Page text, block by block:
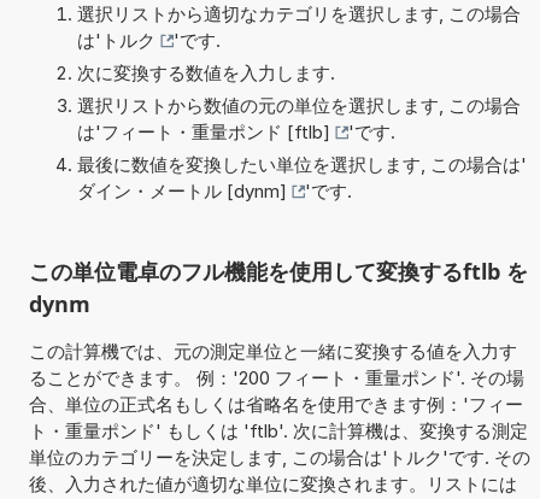
選択リストから適切なカテゴリを選択します, この場合
は' トルク
'です.
次に変換する数値を入力します.
選択リストから数値の元の単位を選択します, この場合
は'フィート・重量ポンド [ftlb]
'です.
最後に数値を変換したい単位を選択します, この場合は'
ダイン・メートル [dynm]
'です.
この単位電卓のフル機能を使用して変換するftlb を
dynm
この計算機では、元の測定単位と一緒に変換する値を入力す
ることができます。 例：'200 フィート・重量ポンド'. その場
合、単位の正式名もしくは省略名を使用できます例：'フィー
ト・重量ポンド' もしくは 'ftlb'. 次に計算機は、変換する測定
単位のカテゴリーを決定します, この場合は'トルク'です. その
後、入力された値が適切な単位に変換されます。リストには